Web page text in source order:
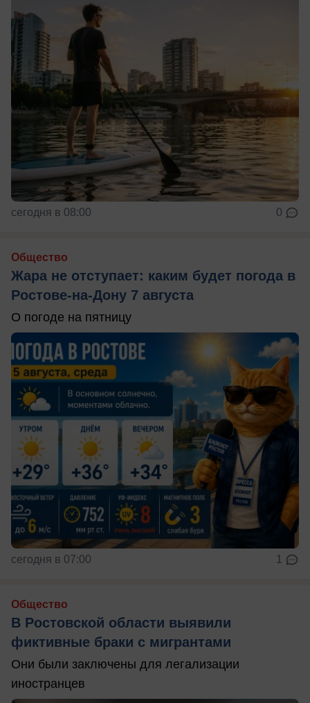
сегодня в 08:00 0
Общество
Жара не отступает: каким будет погода в
Ростове-на-Дону 7 августа
О погоде на пятницу
сегодня в 07:00 1
Общество
В Ростовской области выявили
фиктивные браки с мигрантами
Они были заключены для легализации
иностранцев